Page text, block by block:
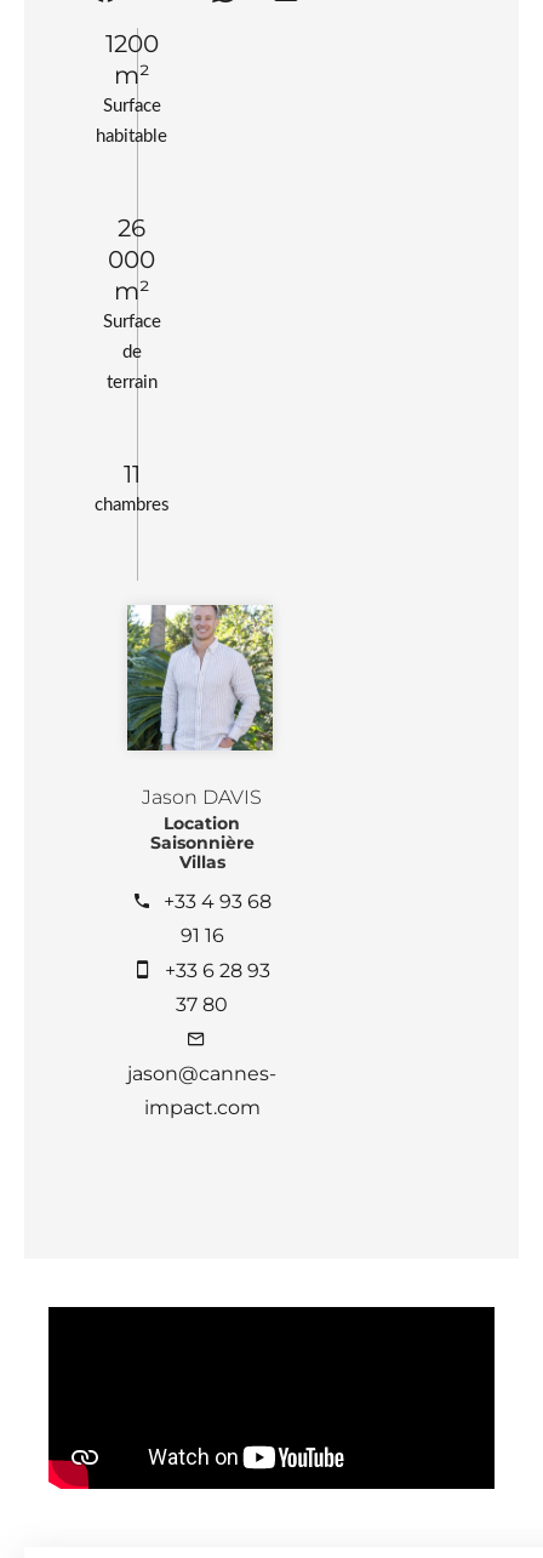
Surface
habitable
1200
m²
Surface
de
terrain
26
000
m²
chambres
11
Jason DAVIS
Location
Saisonnière
Villas
+33 4 93 68
91 16
+33 6 28 93
37 80
jason@cannes-
impact.com